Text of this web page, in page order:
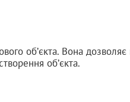
об’єкта. Вона
об’єкта.